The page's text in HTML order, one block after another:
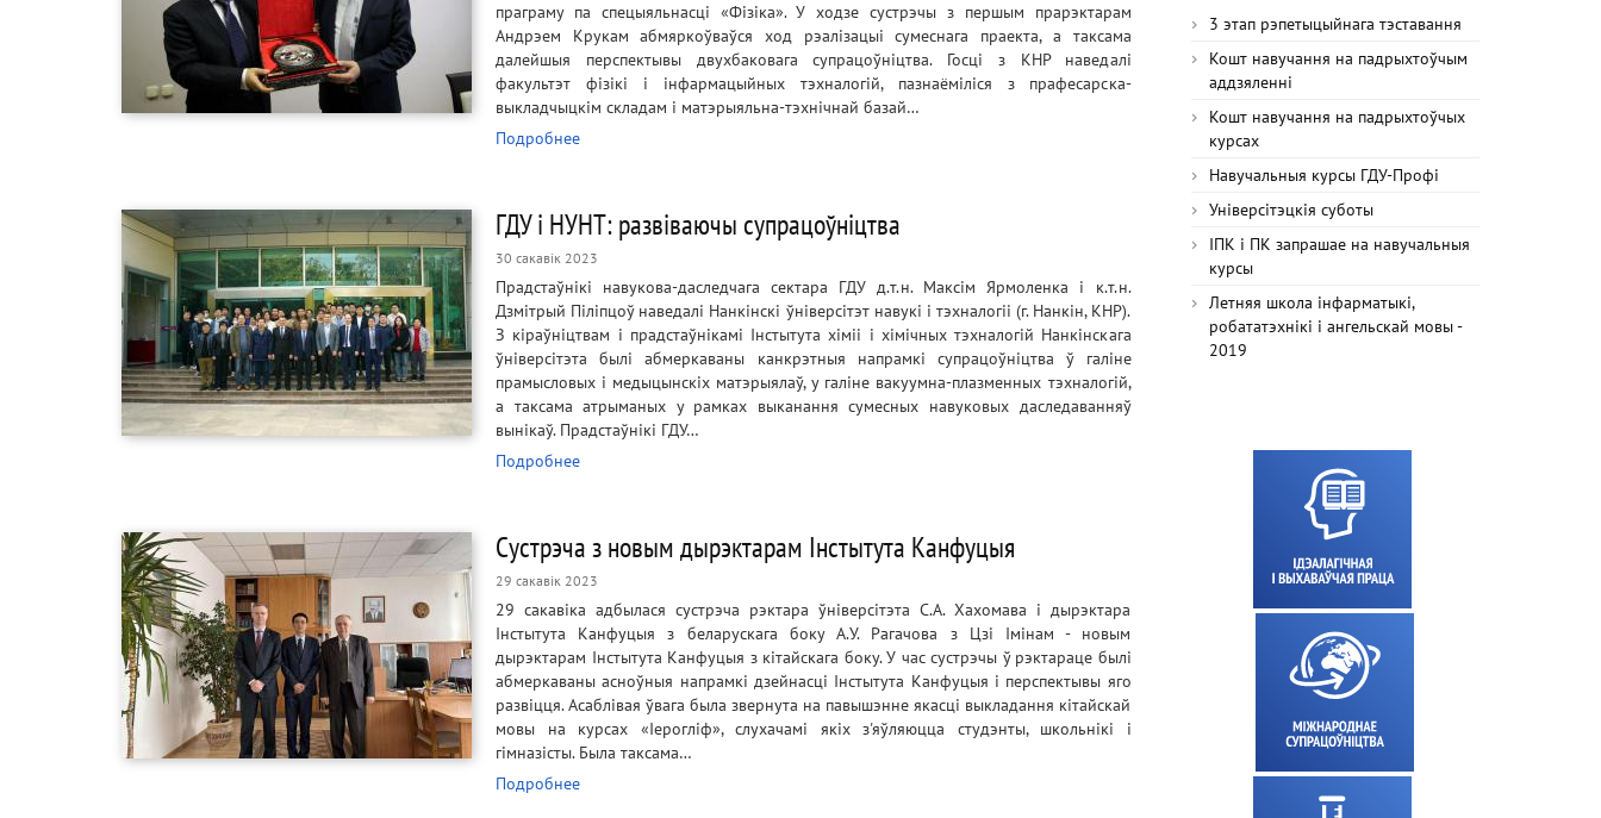
праграму па спецыяльнасці «Фізіка». У ходзе сустрэчы з першым прарэктарам
Андрэем Крукам абмяркоўваўся ход рэалізацыі сумеснага праекта, а таксама
далейшыя перспектывы двухбаковага супрацоўніцтва. Госці з КНР наведалі
факультэт фізікі і інфармацыйных тэхналогій, пазнаёміліся з прафесарска-
выкладчыцкім складам і матэрыяльна-тэхнічнай базай…
Подробнее
ГДУ і НУНТ: развіваючы супрацоўніцтва
30 сакавік 2023
Прадстаўнікі навукова-даследчага сектара ГДУ д.т.н. Максім Ярмоленка і к.т.н.
Дзмітрый Піліпцоў наведалі Нанкінскі ўніверсітэт навукі і тэхналогіі (г. Нанкін, КНР).
З кіраўніцтвам і прадстаўнікамі Інстытута хіміі і хімічных тэхналогій Нанкінскага
ўніверсітэта былі абмеркаваны канкрэтныя напрамкі супрацоўніцтва ў галіне
прамысловых і медыцынскіх матэрыялаў, у галіне вакуумна-плазменных тэхналогій,
а таксама атрыманых у рамках выканання сумесных навуковых даследаванняў
вынікаў. Прадстаўнікі ГДУ…
Подробнее
Сустрэча з новым дырэктарам Інстытута Канфуцыя
29 сакавік 2023
29 сакавіка адбылася сустрэча рэктара ўніверсітэта С.А. Хахомава і дырэктара
Інстытута Канфуцыя з беларускага боку А.У. Рагачова з Цзі Імінам - новым
дырэктарам Інстытута Канфуцыя з кітайскага боку. У час сустрэчы ў рэктараце былі
абмеркаваны асноўныя напрамкі дзейнасці Інстытута Канфуцыя і перспектывы яго
развіцця. Асаблівая ўвага была звернута на павышэнне якасці выкладання кітайскай
мовы на курсах «Іерогліф», слухачамі якіх з'яўляюцца студэнты, школьнікі і
гімназісты. Была таксама…
Подробнее
3 этап рэпетыцыйнага тэставання
Кошт навучання на падрыхтоўчым
аддзяленні
Кошт навучання на падрыхтоўчых
курсах
Навучальныя курсы ГДУ-Профі
Універсітэцкія суботы
ІПК і ПК запрашае на навучальныя
курсы
Летняя школа інфарматыкі,
робататэхнікі і ангельскай мовы -
2019